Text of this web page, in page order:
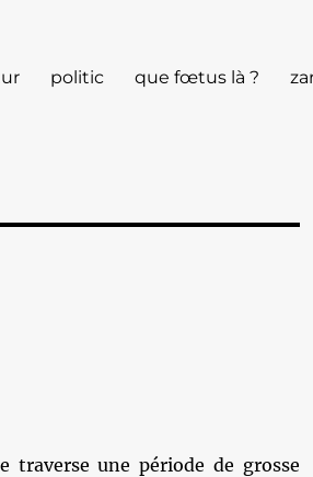
politic que fœtus là ?
traverse une période de grosse